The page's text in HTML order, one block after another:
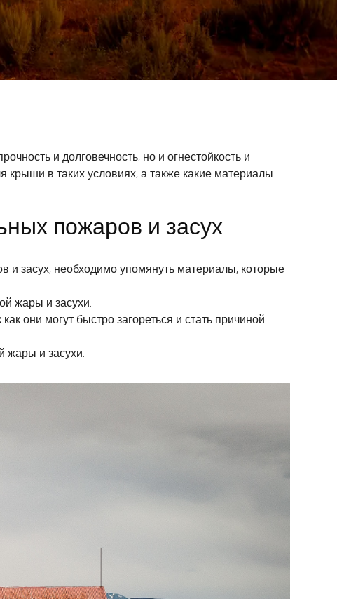
и долговечность, но и огнестойкость и
крыши в таких условиях, а также какие материалы
пожаров и засух
и засух, необходимо упомянуть материалы, которые
жары и засухи.
они могут быстро загореться и стать причиной
жары и засухи.